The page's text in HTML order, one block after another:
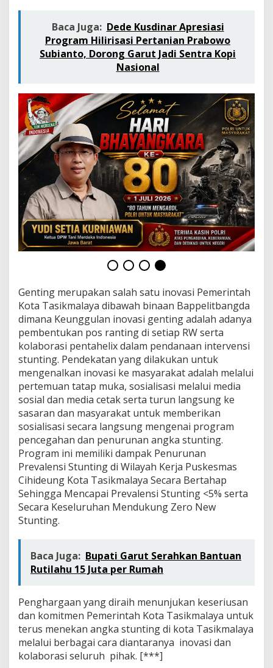
w
a
B
a
r
t
2
0
4
M
e
l
a
u
P
r
o
g
r
m
G
E
N
T
I
G
'
Baca Juga: Dede Kusdinar Apresiasi
Program Hilirisasi Pertanian Prabowo
Subianto, Dorong Garut Jadi Sentra Kopi
Nasional
Genting merupakan salah satu inovasi Pemerintah
Kota Tasikmalaya dibawah binaan Bappelitbangda
dimana Keunggulan inovasi genting adalah adanya
pembentukan pos ranting di setiap RW serta
kolaborasi pentahelix dalam pendanaan intervensi
stunting. Pendekatan yang dilakukan untuk
mengenalkan inovasi ke masyarakat adalah melalui
pertemuan tatap muka, sosialisasi melalui media
sosial dan media cetak serta turun langsung ke
sasaran dan masyarakat untuk memberikan
sosialisasi secara langsung mengenai program
pencegahan dan penurunan angka stunting.
Program ini memiliki dampak Penurunan
Prevalensi Stunting di Wilayah Kerja Puskesmas
Cihideung Kota Tasikmalaya Secara Bertahap
Sehingga Mencapai Prevalensi Stunting <5% serta
Secara Keseluruhan Mendukung Zero New
Stunting.
Baca Juga: Bupati Garut Serahkan Bantuan
Rutilahu 15 Juta per Rumah
Penghargaan yang diraih menunjukan keseriusan
dan komitmen Pemerintah Kota Tasikmalaya untuk
terus menekan angka stunting di kota Tasikmalaya
melalui berbagai cara diantaranya inovasi dan
kolaborasi seluruh pihak. [***]